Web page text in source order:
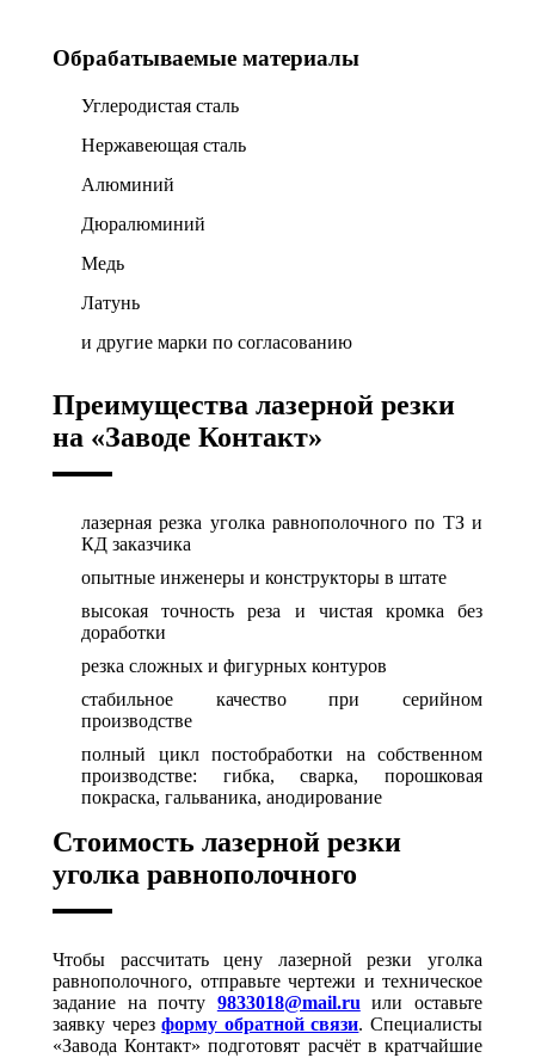
Обрабатываемые материалы
Углеродистая сталь
Нержавеющая сталь
Алюминий
Дюралюминий
Медь
Латунь
и другие марки по согласованию
Преимущества лазерной резки
на «Заводе Контакт»
лазерная резка уголка равнополочного по ТЗ и
КД заказчика
опытные инженеры и конструкторы в штате
высокая точность реза и чистая кромка без
доработки
резка сложных и фигурных контуров
стабильное качество при серийном
производстве
полный цикл постобработки на собственном
производстве: гибка, сварка, порошковая
покраска, гальваника, анодирование
Стоимость лазерной резки
уголка равнополочного
Чтобы рассчитать цену лазерной резки уголка
равнополочного, отправьте чертежи и техническое
задание на почту 9833018@mail.ru или оставьте
заявку черезформу обратной связи. Специалисты
«Завода Контакт» подготовят расчёт в кратчайшие